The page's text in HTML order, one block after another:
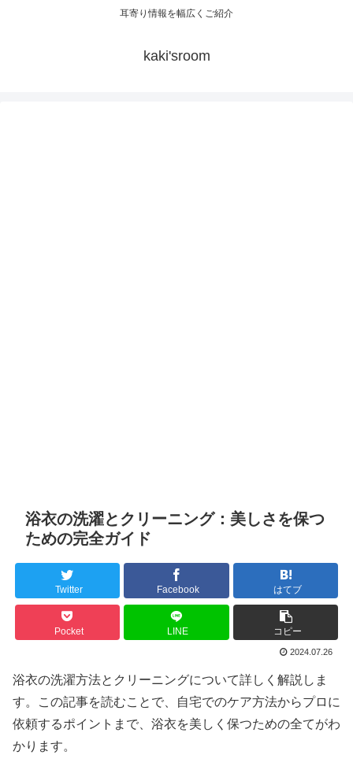
耳寄り情報を幅広くご紹介
kaki'sroom
浴衣の洗濯とクリーニング：美しさを保つ
ための完全ガイド
Twitter Facebook はてブ
Pocket LINE コピー
2024.07.26
浴衣の洗濯方法とクリーニングについて詳しく解説しま
す。この記事を読むことで、自宅でのケア方法からプロに
依頼するポイントまで、浴衣を美しく保つための全てがわ
かります。